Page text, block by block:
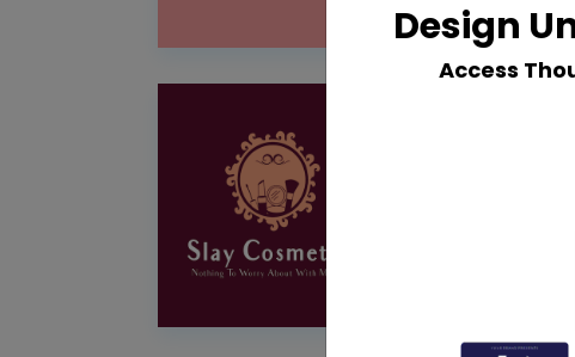
Design
Access